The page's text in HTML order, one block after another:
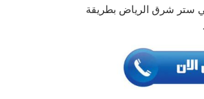
ستر شرق الرياض بطريقة